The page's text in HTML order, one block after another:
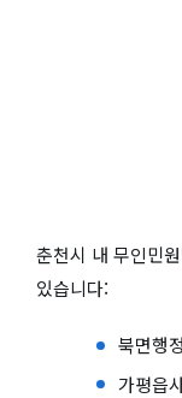
춘천시 내 무인민
있습니다:
북면행
가평읍